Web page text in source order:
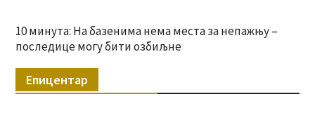
10 минута: На базенима нема места за непажњу –
последице могу бити озбиљне
Епицентар